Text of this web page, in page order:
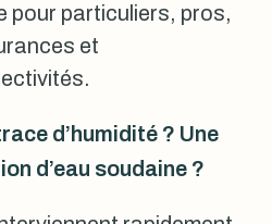
pour particuliers, pros,
et
d’humidité ? Une
d’eau soudaine ?